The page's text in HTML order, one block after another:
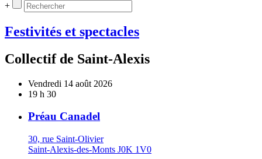
+
Festivités et spectacles
Collectif de Saint-Alexis
Vendredi 14 août 2026
19 h 30
Préau Canadel
30, rue Saint-Olivier
Saint-Alexis-des-Monts J0K 1V0